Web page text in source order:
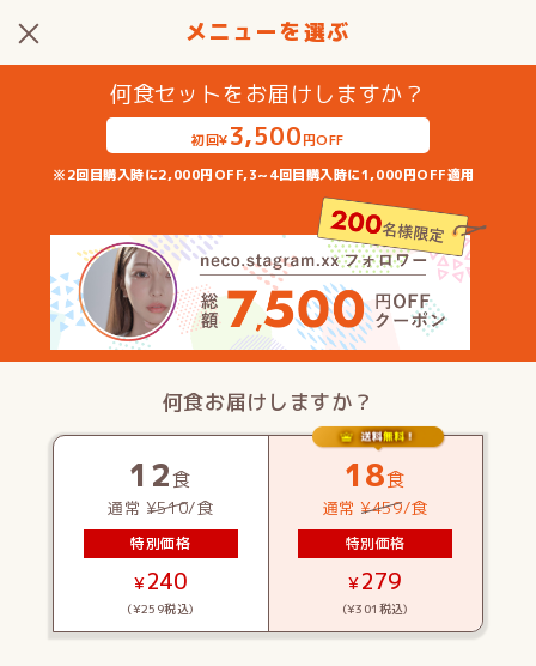
メニューを選ぶ
何食セットをお届けしますか？
初回¥3,500円OFF
※2回目購入時に2,000円OFF,3~4回目購入時に1,000円OFF適用
何食お届けしますか？
12食
通常 ¥510/食
特別価格
¥240
(¥259税込)
18食
通常¥459/食
特別価格
¥279
(¥301税込)
4週間
4週に1回お届け